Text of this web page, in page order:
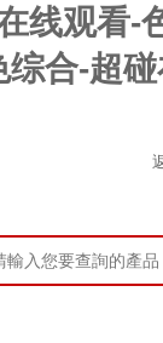
线观看-
合-超